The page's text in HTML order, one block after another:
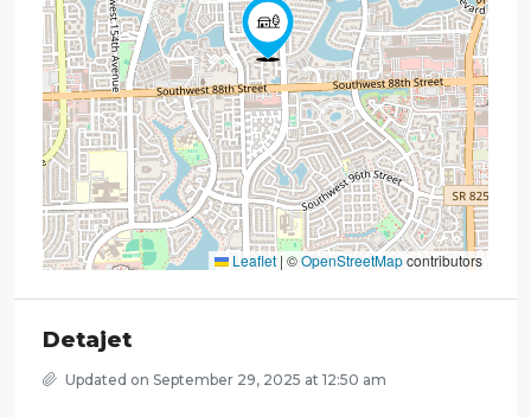
Leaflet | ©OpenStreetMapcontributors
Detajet
Updated on September 29, 2025 at 12:50 am